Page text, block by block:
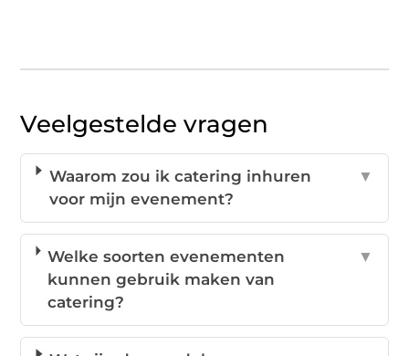
Veelgestelde vragen
Waarom zou ik catering inhuren
voor mijn evenement?
▼
Welke soorten evenementen
kunnen gebruik maken van
catering?
▼